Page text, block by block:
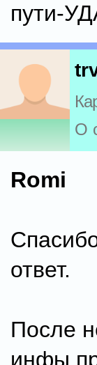
пути-
О
Romi
ответ.
После
инфы